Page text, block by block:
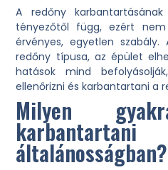
A redőny
tényezőtől függ, ezért
érvényes, egyetlen
redőny típusa, az épület
hatások mind
ellenőrizni és karbantartani a
Milyen
általánosságban?